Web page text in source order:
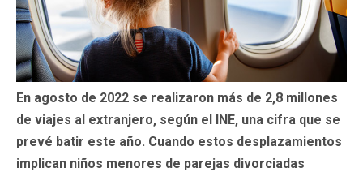
En agosto de 2022 se realizaron más de 2,8 millones
de viajes al extranjero, según el INE, una cifra que se
prevé batir este año. Cuando estos desplazamientos
implican niños menores de parejas divorciadas